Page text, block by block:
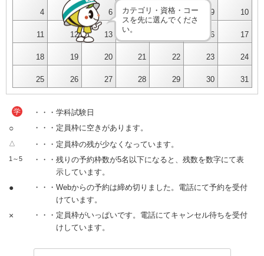
4 5 6 7 8 9 10
11 12 13 16 17
18 19 20 21 22 23 24
25 26 27 28 29 30 31
カテゴリ・資格・コー
スを先に選んでくださ
い。
学 ・・・学科試験日
○ ・・・定員枠に空きがあります。
△ ・・・定員枠の残が少なくなっています。
1～5
・・・残りの予約枠数が5名以下になると、残数を数字にて表
示しています。
●
・・・Webからの予約は締め切りました。電話にて予約を受付
けています。
×
・・・定員枠がいっぱいです。電話にてキャンセル待ちを受付
けしています。